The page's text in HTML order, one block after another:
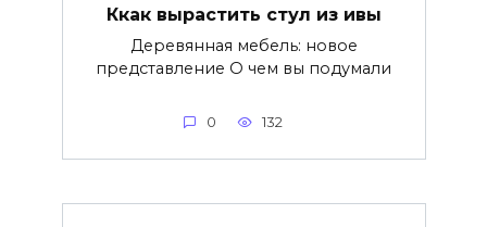
Ккак вырастить стул из ивы
Деревянная мебель: новое
представление О чем вы подумали
0 132